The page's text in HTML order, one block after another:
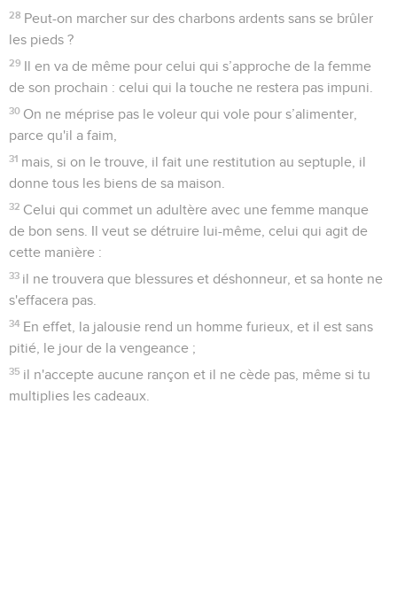
28 Peut-on marcher sur des charbons ardents sans se brûler
les pieds ?
29 Il en va de même pour celui qui s’approche de la femme
de son prochain : celui qui la touche ne restera pas impuni.
30 On ne méprise pas le voleur qui vole pour s’alimenter,
parce qu'il a faim,
31 mais, si on le trouve, il fait une restitution au septuple, il
donne tous les biens de sa maison.
32 Celui qui commet un adultère avec une femme manque
de bon sens. Il veut se détruire lui-même, celui qui agit de
cette manière :
33 il ne trouvera que blessures et déshonneur, et sa honte ne
s'effacera pas.
34 En effet, la jalousie rend un homme furieux, et il est sans
pitié, le jour de la vengeance ;
35 il n'accepte aucune rançon et il ne cède pas, même si tu
multiplies les cadeaux.